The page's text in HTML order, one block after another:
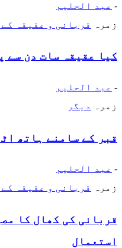
- عبد الحلیم
زمرہ
قربانی و عقیقہ
کیا عقیقہ سات دن سے
- عبد الحلیم
زمرہ
دیگر
قبر کے سامنے ہاتھ
- عبد الحلیم
زمرہ
قربانی و عقیقہ
قربانی کی کھال کا
استعمال